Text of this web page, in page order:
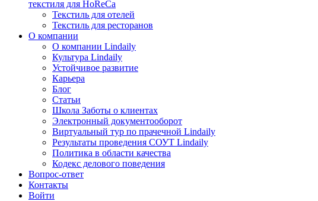
текстиля для HoReCa
Текстиль для отелей
Текстиль для ресторанов
О компании
О компании Lindaily
Культура Lindaily
Устойчивое развитие
Карьера
Блог
Статьи
Школа Заботы о клиентах
Электронный документооборот
Виртуальный тур по прачечной Lindaily
Результаты проведения СОУТ Lindaily
Политика в области качества
Кодекс делового поведения
Вопрос-ответ
Контакты
Войти